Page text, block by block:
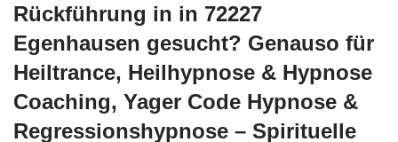
Rückführung in in 72227
Egenhausen gesucht? Genauso für
Heiltrance, Heilhypnose & Hypnose
Coaching, Yager Code Hypnose &
Regressionshypnose – Spirituelle